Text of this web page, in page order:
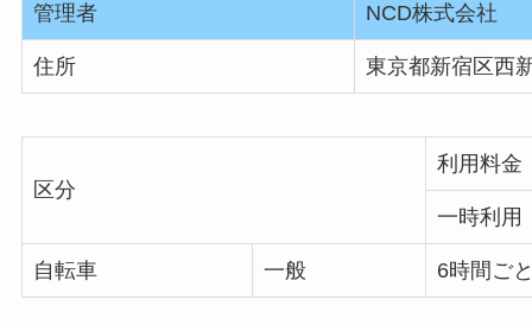
管理者 NCD株式会社
住所 東京都新宿区西
区分
利用料金
一時利用
自転車 一般 6時間ご